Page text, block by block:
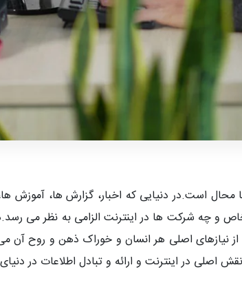
است.در دنیایی که اخبار، گزارش ها، آموزش
و چه شرکت ها در اینترنت الزامی به نظر می
از نیازهای اصلی هر انسان و خوراک ذهن و روح
در اینترنت و ارائه و تبادل اطلاعات در